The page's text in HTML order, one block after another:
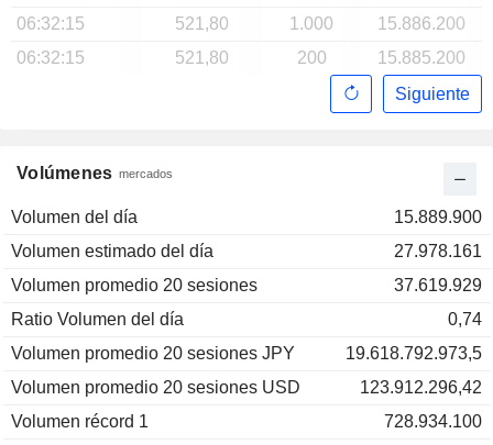
Volúmenes mercados
Volumen del día
15.889.900
Volumen estimado del día
27.978.161
Volumen promedio 20 sesiones
37.619.929
Ratio Volumen del día
0,74
Volumen promedio 20 sesiones JPY
19.618.792.973,5
Volumen promedio 20 sesiones USD
123.912.296,42
Volumen récord 1
728.934.100
06:32:15
521,80 1.000
15.886.200
06:32:15
521,80 200
15.885.200
Siguiente